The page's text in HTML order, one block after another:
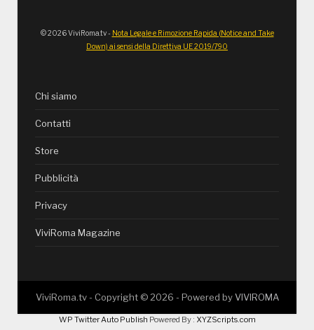
© 2026 ViviRoma.tv - Nota Legale e Rimozione Rapida (Notice and Take
Down) ai sensi della Direttiva UE 2019/790
Chi siamo
Contatti
Store
Pubblicità
Privacy
ViviRoma Magazine
ViviRoma.tv - Copyright ©2026 - Powered byVIVIROMA
WP Twitter Auto Publish Powered By : XYZScripts.com